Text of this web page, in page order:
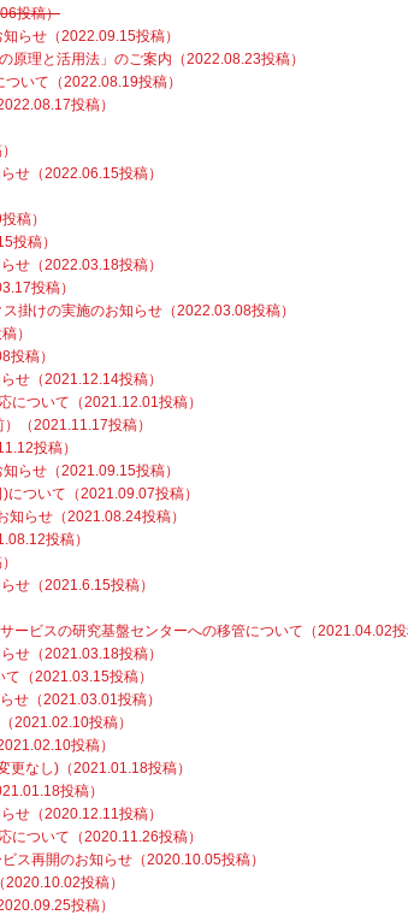
投稿）
らせ（2022.09.15投稿）
原理と活用法」のご案内（2022.08.23投稿）
いて（2022.08.19投稿）
投稿）
せ（2022.06.15投稿）
稿）
投稿）
せ（2022.03.18投稿）
投稿）
掛けの実施のお知らせ（2022.03.08投稿）
）
稿）
せ（2021.12.14投稿）
について（2021.12.01投稿）
（2021.11.17投稿）
投稿）
らせ（2021.09.15投稿）
ついて（2021.09.07投稿）
らせ（2021.08.24投稿）
投稿）
せ（2021.6.15投稿）
ービスの研究基盤センターへの移管について（2021.04.02投
せ（2021.03.18投稿）
（2021.03.15投稿）
せ（2021.03.01投稿）
2021.02.10投稿）
投稿）
更なし)（2021.01.18投稿）
投稿）
せ（2020.12.11投稿）
について（2020.11.26投稿）
ス再開のお知らせ（2020.10.05投稿）
投稿）
投稿）